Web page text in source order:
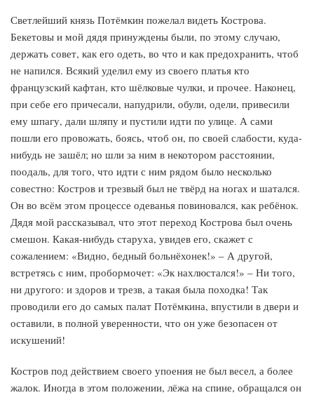
Светлейший князь Потёмкин пожелал видеть Кострова.
Бекетовы и мой дядя принуждены были, по этому случаю,
держать совет, как его одеть, во что и как предохранить, чтоб
не напился. Всякий уделил ему из своего платья кто
французский кафтан, кто шёлковые чулки, и прочее. Наконец,
при себе его причесали, напудрили, обули, одели, привесили
ему шпагу, дали шляпу и пустили идти по улице. А сами
пошли его провожать, боясь, чтоб он, по своей слабости, куда-
нибудь не зашёл; но шли за ним в некотором расстоянии,
поодаль, для того, что идти с ним рядом было несколько
совестно: Костров и трезвый был не твёрд на ногах и шатался.
Он во всём этом процессе одеванья повиновался, как ребёнок.
Дядя мой рассказывал, что этот переход Кострова был очень
смешон. Какая-нибудь старуха, увидев его, скажет с
сожалением: «Видно, бедный больнёхонек!» – А другой,
встретясь с ним, пробормочет: «Эк нахлюстался!» – Ни того,
ни другого: и здоров и трезв, а такая была походка! Так
проводили его до самых палат Потёмкина, впустили в двери и
оставили, в полной уверенности, что он уже безопасен от
искушений!
Костров под действием своего упоения не был весел, а более
жалок. Иногда в этом положении, лёжа на спине, обращался он